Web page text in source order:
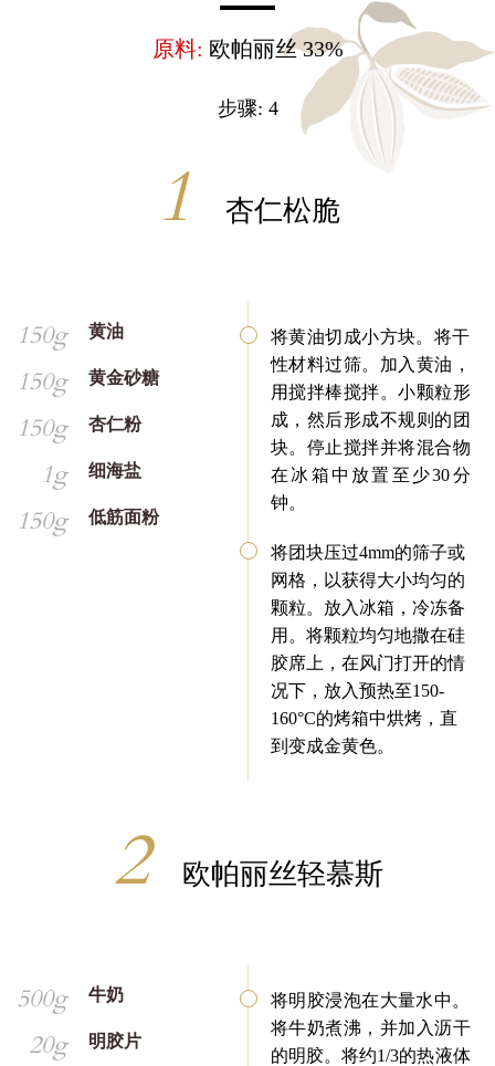
原料: 欧帕丽丝 33%
步骤: 4
杏仁松脆
150g 黄油
150g 黄金砂糖
150g 杏仁粉
1g 细海盐
150g 低筋面粉
将黄油切成小方块。将干
性材料过筛。加入黄油，
用搅拌棒搅拌。小颗粒形
成，然后形成不规则的团
块。停止搅拌并将混合物
在冰箱中放置至少30分
钟。
将团块压过4mm的筛子或
网格，以获得大小均匀的
颗粒。放入冰箱，冷冻备
用。将颗粒均匀地撒在硅
胶席上，在风门打开的情
况下，放入预热至150-
160°C的烤箱中烘烤，直
到变成金黄色。
欧帕丽丝轻慕斯
500g 牛奶
20g 明胶片
将明胶浸泡在大量水中。
将牛奶煮沸，并加入沥干
的明胶。将约1/3的热液体